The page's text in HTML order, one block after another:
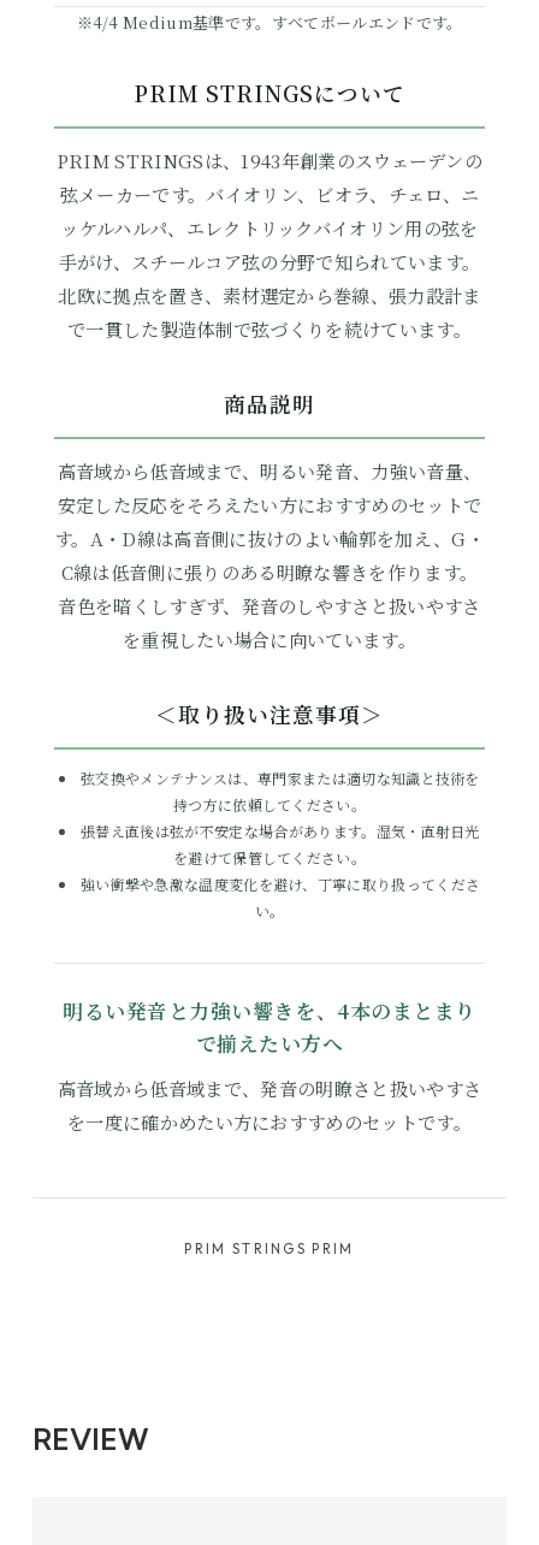
※4/4 Medium基準です。すべてボールエンドです。
PRIM STRINGSについて
PRIM STRINGSは、1943年創業のスウェーデンの
弦メーカーです。バイオリン、ビオラ、チェロ、ニ
ッケルハルパ、エレクトリックバイオリン用の弦を
手がけ、スチールコア弦の分野で知られています。
北欧に拠点を置き、素材選定から巻線、張力設計ま
で一貫した製造体制で弦づくりを続けています。
商品説明
高音域から低音域まで、明るい発音、力強い音量、
安定した反応をそろえたい方におすすめのセットで
す。A・D線は高音側に抜けのよい輪郭を加え、G・
C線は低音側に張りのある明瞭な響きを作ります。
音色を暗くしすぎず、発音のしやすさと扱いやすさ
を重視したい場合に向いています。
＜取り扱い注意事項＞
弦交換やメンテナンスは、専門家または適切な知識と技術を
持つ方に依頼してください。
張替え直後は弦が不安定な場合があります。湿気・直射日光
を避けて保管してください。
強い衝撃や急激な温度変化を避け、丁寧に取り扱ってくださ
い。
明るい発音と力強い響きを、4本のまとまり
で揃えたい方へ
高音域から低音域まで、発音の明瞭さと扱いやすさ
を一度に確かめたい方におすすめのセットです。
PRIM STRINGS PRIM
REVIEW
17,787円(税込)